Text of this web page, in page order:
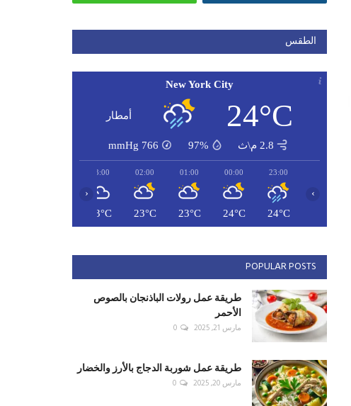
الطقس
New York City
24°C أمطار
2.8 م\ث 97%
766
mmHg
23:00
24°C
00:00
24°C
01:00
23°C
02:00
23°C
03:00
23°C
‹ ›
POPULAR POSTS
طريقة عمل رولات الباذنجان بالصوص
الأحمر
مارس 21, 2025 0
طريقة عمل شوربة الدجاج بالأرز والخضار
مارس 20, 2025 0